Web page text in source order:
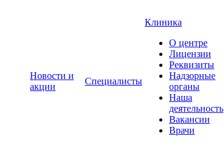
Новости и
акции
Специалисты
Клиника
О центре
Лицензии
Реквизиты
Надзорные
органы
Наша
деятельность
Вакансии
Врачи